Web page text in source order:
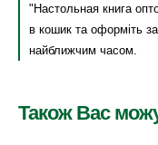
"Настольная книга
в кошик та оформіть
найближчим часом.
Також Вас